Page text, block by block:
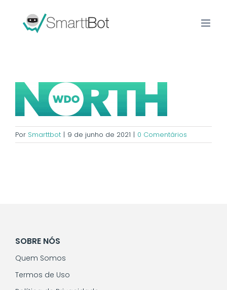
Por Smarttbot | 9 de junho de 2021 | 0 Comentários
SOBRE NÓS
Quem Somos
Termos de Uso